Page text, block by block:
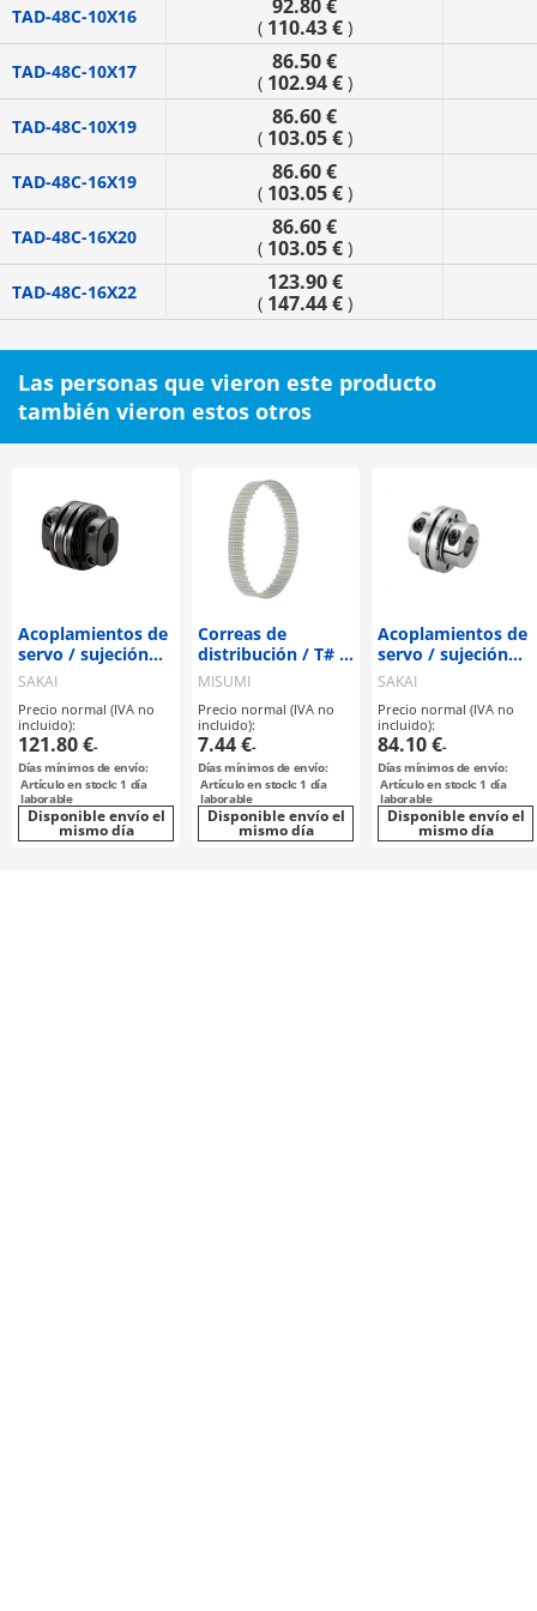
TAD-48C-10X16 92.80 €
( 110.43 €)
TAD-48C-10X17 86.50 €
( 102.94 €)
TAD-48C-10X19 86.60 €
( 103.05 €)
TAD-48C-16X19 86.60 €
( 103.05 €)
TAD-48C-16X20 86.60 €
( 103.05 €)
TAD-48C-16X22 123.90 €
( 147.44 €)
Las personas que vieron este producto
también vieron estos otros
Acoplamientos de
servo / sujeción
por cubo / 2
discos: acero /
cuerpo: acero /
TCD-B / SAKAI
MANUFACTURING
SAKAI
Precio normal (IVA no
incluido):
121.80 €-
Días mínimos de envío:
Artículo en stock: 1 día
laborable
Disponible envío el
mismo día
Correas de
distribución / T# /
PUR / acero
MISUMI
Precio normal (IVA no
incluido):
7.44 €-
Días mínimos de envío:
Artículo en stock: 1 día
laborable
Disponible envío el
mismo día
Acoplamientos de
servo / sujeción
por cubo / 1 disco:
acero / cuerpo:
aluminio / TAS-C /
SAKAI
MANUFACTURING
SAKAI
Precio normal (IVA no
incluido):
84.10 €-
Días mínimos de envío:
Artículo en stock: 1 día
laborable
Disponible envío el
mismo día